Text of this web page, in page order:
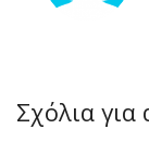
Σχόλια